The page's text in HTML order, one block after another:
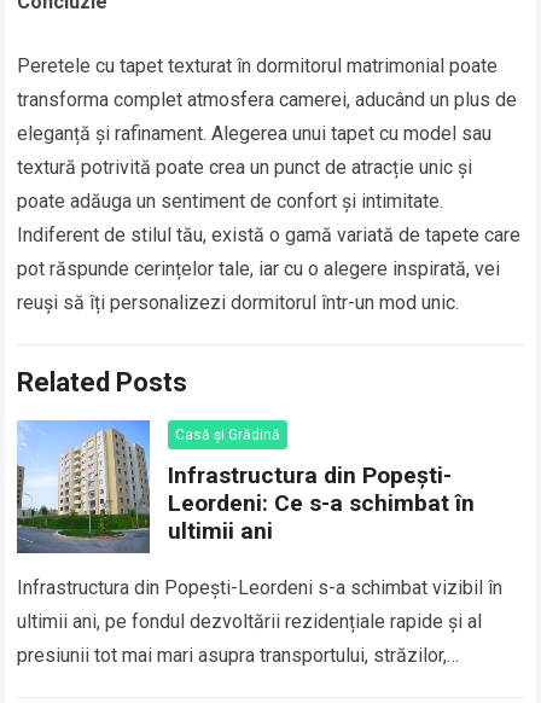
Peretele cu tapet texturat în dormitorul matrimonial poate
transforma complet atmosfera camerei, aducând un plus de
eleganță și rafinament. Alegerea unui tapet cu model sau
textură potrivită poate crea un punct de atracție unic și
poate adăuga un sentiment de confort și intimitate.
Indiferent de stilul tău, există o gamă variată de tapete care
pot răspunde cerințelor tale, iar cu o alegere inspirată, vei
reuși să îți personalizezi dormitorul într-un mod unic.
Related Posts
Casă și Grădină
Infrastructura din Popești-
Leordeni: Ce s-a schimbat în
ultimii ani
Infrastructura din Popești-Leordeni s-a schimbat vizibil în
ultimii ani, pe fondul dezvoltării rezidențiale rapide și al
presiunii tot mai mari asupra transportului, străzilor,